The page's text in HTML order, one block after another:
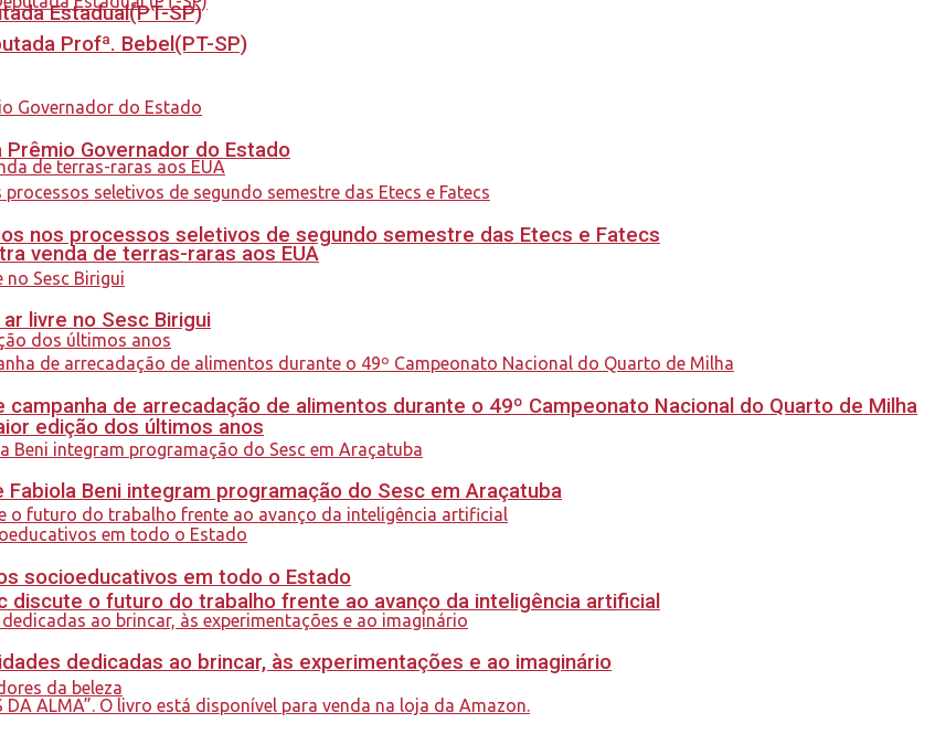
Estadual(PT-SP)
venda de terras-raras aos EUA
edição dos últimos anos
o futuro do trabalho frente ao avanço da inteligência artificial
Profª. Bebel(PT-SP)
Governador do Estado
nos processos seletivos de segundo semestre das Etecs e Fatecs
livre no Sesc Birigui
de arrecadação de alimentos durante o 49º Campeonato Nacional do Quarto de Milha
Beni integram programação do Sesc em Araçatuba
socioeducativos em todo o Estado
dedicadas ao brincar, às experimentações e ao imaginário